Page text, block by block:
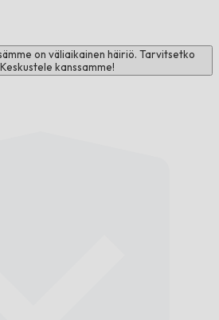
on väliaikainen häiriö. Tarvitsetko
kanssamme!